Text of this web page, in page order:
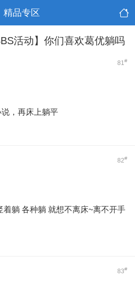
精品专区
活动】你们喜欢葛优躺吗
81#
，再床上躺平
82#
躺 各种躺 就想不离床~离不开手
83#